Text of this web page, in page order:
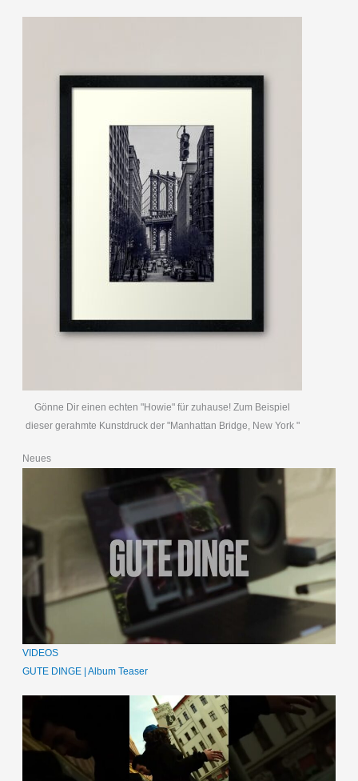
Gönne Dir einen echten "Howie" für zuhause! Zum Beispiel
dieser gerahmte Kunstdruck der "Manhattan Bridge, New York "
Neues
VIDEOS
GUTE DINGE | Album Teaser